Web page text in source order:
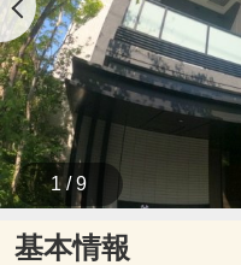
1 / 9
基本情報